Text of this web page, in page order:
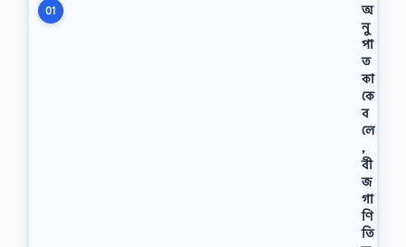
01
অ
নু
পা
ত
কা
কে
ব
লে
,
বী
জ
গা
ণি
তি